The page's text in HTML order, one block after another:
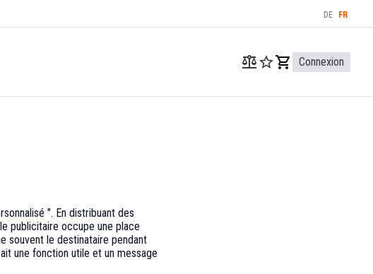
DE FR
Connexion
". En distribuant des
publicitaire occupe une place
souvent le destinataire pendant
une fonction utile et un message